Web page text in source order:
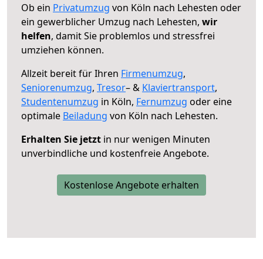
Ob ein Privatumzug von Köln nach Lehesten oder
ein gewerblicher Umzug nach Lehesten, wir
helfen, damit Sie problemlos und stressfrei
umziehen können.
Allzeit bereit für Ihren Firmenumzug,
Seniorenumzug, Tresor– & Klaviertransport,
Studentenumzug in Köln, Fernumzug oder eine
optimale Beiladung von Köln nach Lehesten.
Erhalten Sie jetzt in nur wenigen Minuten
unverbindliche und kostenfreie Angebote.
Kostenlose Angebote erhalten